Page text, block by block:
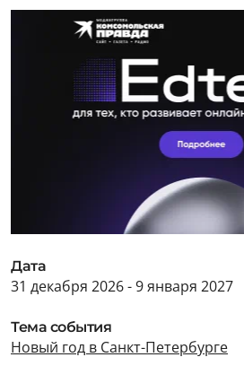
Дата
31 декабря 2026 - 9 января 2027
Тема события
Новый год в Санкт-Петербурге